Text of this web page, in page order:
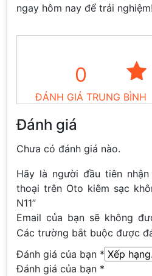
ngay hôm nay để trải nghiệm!
0
ĐÁNH GIÁ TRUNG BÌNH
Đánh giá
Chưa có đánh giá nào.
Hãy là người đầu tiên
thoại trên Oto kiêm sạc
N11”
Email của bạn sẽ không
Các trường bắt buộc được
Đánh giá của bạn *
Đánh giá của bạn *